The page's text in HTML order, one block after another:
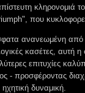
κληρονομιά
που
ανανεωμένη από
κασέτες, αυτή η
επιτυχίες
- προσφέροντας
δυναμική.